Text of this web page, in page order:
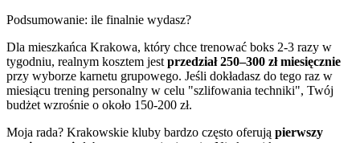
Podsumowanie: ile finalnie wydasz?
Dla mieszkańca Krakowa, który chce trenować boks 2-3 razy w
tygodniu, realnym kosztem jest przedział 250–300 zł miesięcznie
przy wyborze karnetu grupowego. Jeśli dokładasz do tego raz w
miesiącu trening personalny w celu "szlifowania techniki", Twój
budżet wzrośnie o około 150-200 zł.
Moja rada? Krakowskie kluby bardzo często oferują pierwszy